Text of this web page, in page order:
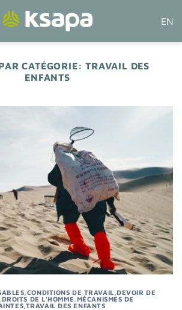
EN
CATÉGORIE:TRAVAIL DES
ENFANTS
CONDITIONS DE TRAVAIL ,DEVOIR DE
DROITS DE L'HOMME MÉCANISMES DE
TRAVAIL DES ENFANTS